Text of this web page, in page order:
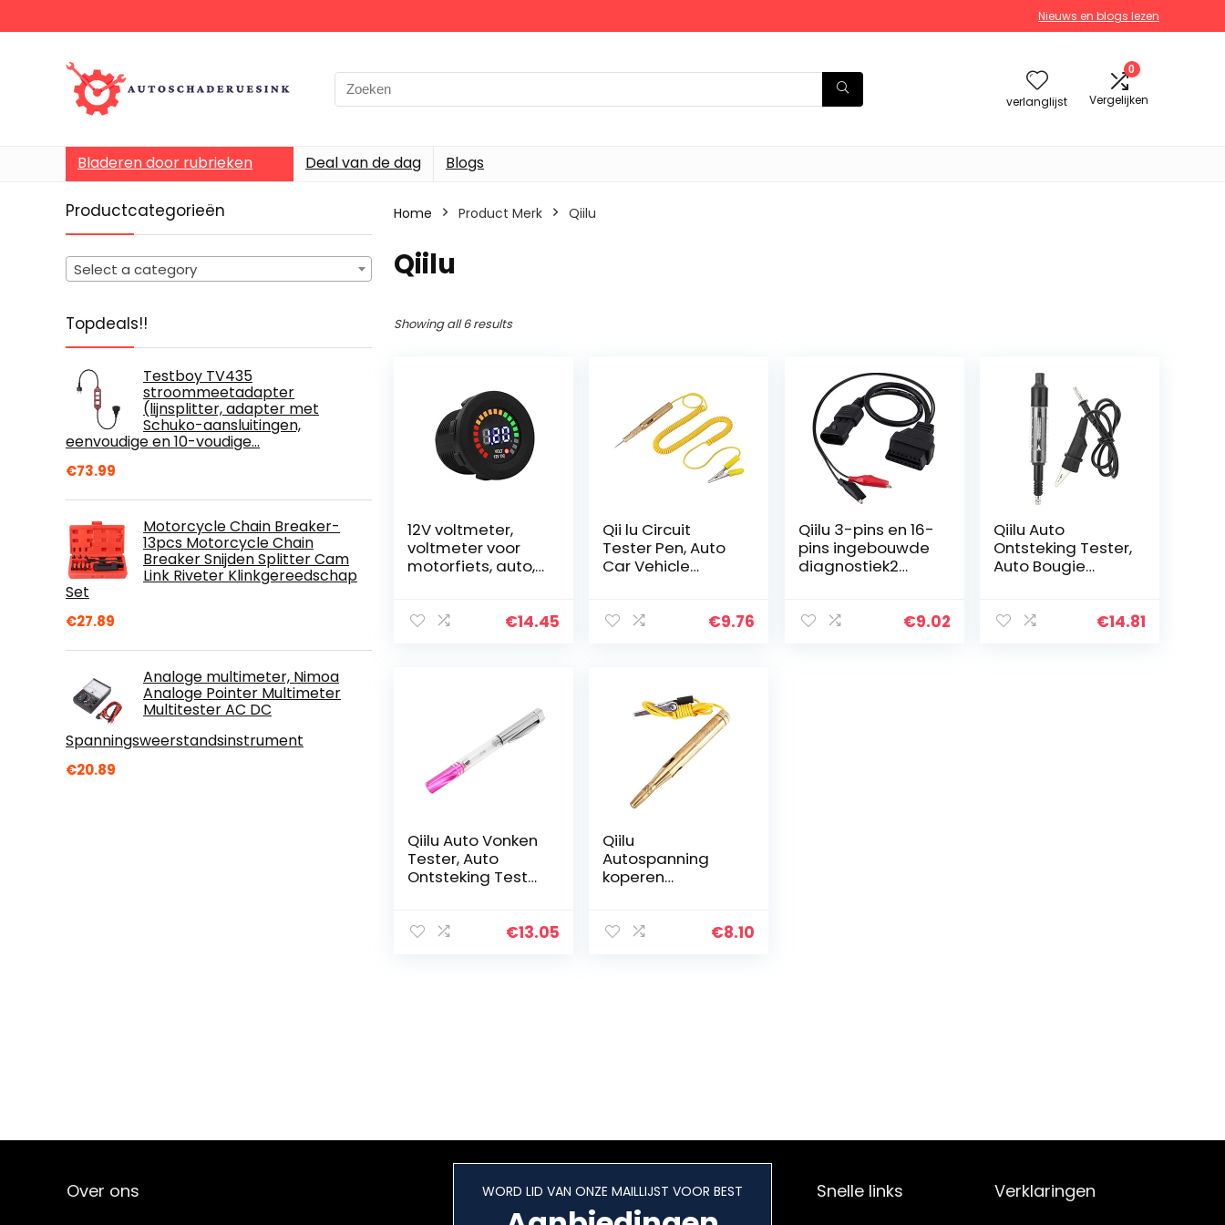
Nieuws en blogs lezen
verlanglijst
0
Vergelijken
Bladeren door rubrieken Deal van de dag Blogs
Productcategorieën
Select a category
Topdeals!!
Testboy TV435
stroommeetadapter
(lijnsplitter, adapter met
Schuko-aansluitingen,
eenvoudige en 10-voudige…
€73.99
Motorcycle Chain Breaker-
13pcs Motorcycle Chain
Breaker Snijden Splitter Cam
Link Riveter Klinkgereedschap
Set
€27.89
Analoge multimeter, Nimoa
Analoge Pointer Multimeter
Multitester AC DC
Spanningsweerstandsinstrument
€20.89
Home Product Merk ‎Qiilu
‎Qiilu
Showing all 6 results
12V voltmeter,
voltmeter voor
motorfiets, auto,
waterdicht,
€14.45
Qii lu Circuit
Tester Pen, Auto
Car Vehicle
Gloeilamp
€9.76
Qiilu 3-pins en 16-
pins ingebouwde
diagnostiek2
kabel
€9.02
Qiilu Auto
Ontsteking Tester,
Auto Bougie
em Coil
€14.81
Qiilu Auto Vonken
Tester, Auto
Ontsteking Tester
Hoogspanningska
€13.05
Qiilu
Autospanning
koperen
systeemsonde€8.10
Over ons WORD LID VAN ONZE MAILLIJST VOOR BEST Snelle links Verklaringen